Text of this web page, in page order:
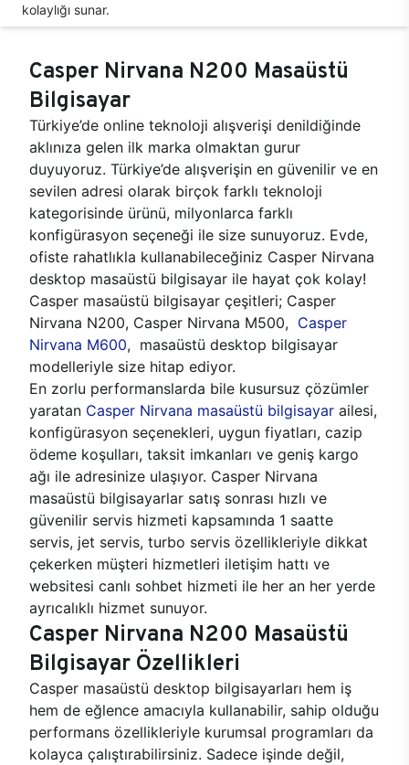
kolaylığı sunar.
Casper Nirvana N200 Masaüstü
Bilgisayar
Türkiye’de online teknoloji alışverişi denildiğinde
aklınıza gelen ilk marka olmaktan gurur
duyuyoruz. Türkiye’de alışverişin en güvenilir ve en
sevilen adresi olarak birçok farklı teknoloji
kategorisinde ürünü, milyonlarca farklı
konfigürasyon seçeneği ile size sunuyoruz. Evde,
ofiste rahatlıkla kullanabileceğiniz Casper Nirvana
desktop masaüstü bilgisayar ile hayat çok kolay!
Casper masaüstü bilgisayar çeşitleri; Casper
Nirvana N200, Casper Nirvana M500, Casper
Nirvana M600, masaüstü desktop bilgisayar
modelleriyle size hitap ediyor.
En zorlu performanslarda bile kusursuz çözümler
yaratan Casper Nirvana masaüstü bilgisayar ailesi,
konfigürasyon seçenekleri, uygun fiyatları, cazip
ödeme koşulları, taksit imkanları ve geniş kargo
ağı ile adresinize ulaşıyor. Casper Nirvana
masaüstü bilgisayarlar satış sonrası hızlı ve
güvenilir servis hizmeti kapsamında 1 saatte
servis, jet servis, turbo servis özellikleriyle dikkat
çekerken müşteri hizmetleri iletişim hattı ve
websitesi canlı sohbet hizmeti ile her an her yerde
ayrıcalıklı hizmet sunuyor.
Casper Nirvana N200 Masaüstü
Bilgisayar Özellikleri
Casper masaüstü desktop bilgisayarları hem iş
hem de eğlence amacıyla kullanabilir, sahip olduğu
performans özellikleriyle kurumsal programları da
kolayca çalıştırabilirsiniz. Sadece işinde değil,